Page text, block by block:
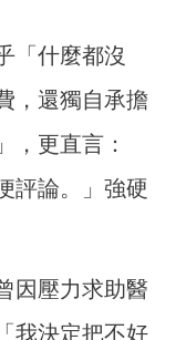
「什麼都沒
，還獨自承擔
，更直言：
評論。」強硬
因壓力求助醫
我決定把不好